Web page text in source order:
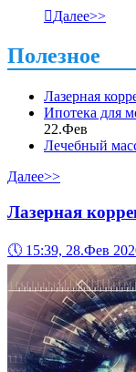
Далее>>
Полезное
Лазерная
Ипотека для
22.Фев
Лечебный
Далее>>
Лазерная
🕔 15:39, 28.Фев